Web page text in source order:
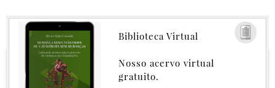
Biblioteca Virtual
Nosso acervo virtual
gratuito.